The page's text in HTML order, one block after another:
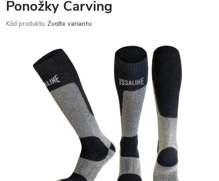
Ponožky Carving
Kód produktu: Zvolte variantu